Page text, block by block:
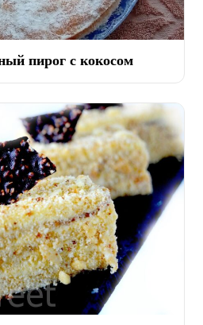
пирог с кокосом